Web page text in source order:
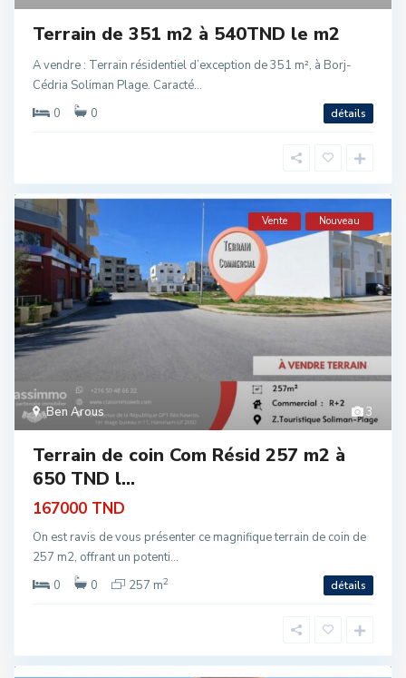
Terrain de 351 m2 à 540TND le m2
A vendre : Terrain résidentiel d’exception de 351 m², à Borj-
Cédria Soliman Plage. Caracté...
0
0 détails
3
Ben Arous
Vente Nouveau
Terrain de coin Com Résid 257 m2 à
650 TND l...
167000 TND
On est ravis de vous présenter ce magnifique terrain de coin de
257 m2, offrant un potenti...
0
0 257 m2 détails